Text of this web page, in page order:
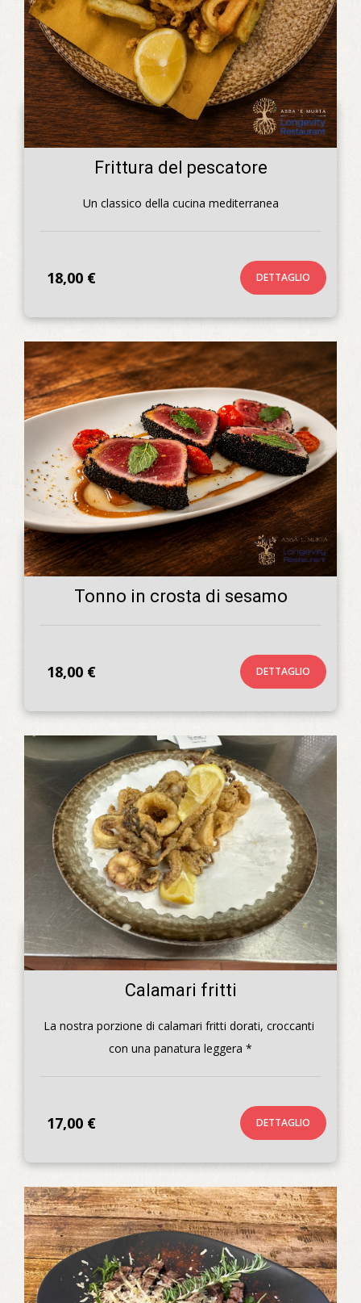
Frittura del pescatore
Un classico della cucina mediterranea
18,00 € DETTAGLIO
Tonno in crosta di sesamo
18,00 € DETTAGLIO
Calamari fritti
La nostra porzione di calamari fritti dorati, croccanti
con una panatura leggera *
17,00 € DETTAGLIO